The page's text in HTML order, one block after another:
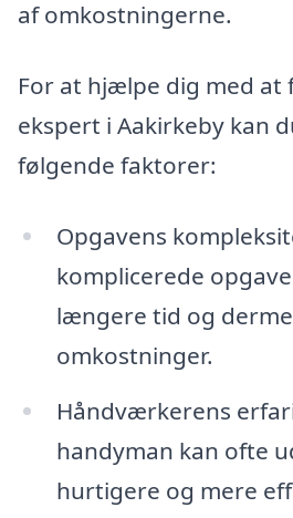
af omkostningerne.
For at hjælpe dig med at
ekspert i Aakirkeby kan
følgende faktorer:
Opgavens
komplicerede
længere tid og
omkostninger.
Håndværkerens
handyman kan ofte
hurtigere og mere